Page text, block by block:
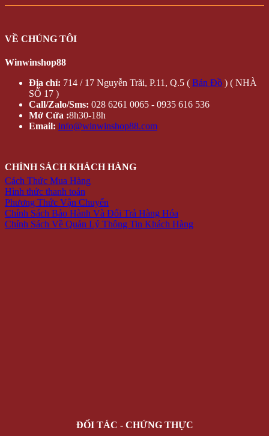
VỀ CHÚNG TÔI
Winwinshop88
Địa chỉ: 714 / 17 Nguyễn Trãi, P.11, Q.5 ( Bản Đồ ) ( NHÀ
SỐ 17 )
Call/Zalo/Sms: 028 6261 0065 - 0935 616 536
Mở Cửa :8h30-18h
Email: info@winwinshop88.com
CHÍNH SÁCH KHÁCH HÀNG
Cách Thức Mua Hàng
Hình thức thanh toán
Phương Thức Vận Chuyển
Chính Sách Bảo Hành Và Đổi Trả Hàng Hóa
Chính Sách Về Quản Lý Thông Tin Khách Hàng
ĐỐI TÁC - CHỨNG THỰC